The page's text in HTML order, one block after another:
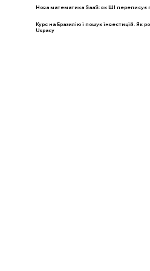
Нова математика SaaS: як ШІ переписує
Курс на Бразилію і пошук інвестицій. Як
Uspacy